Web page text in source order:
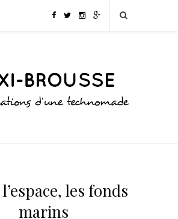
les fonds
marins